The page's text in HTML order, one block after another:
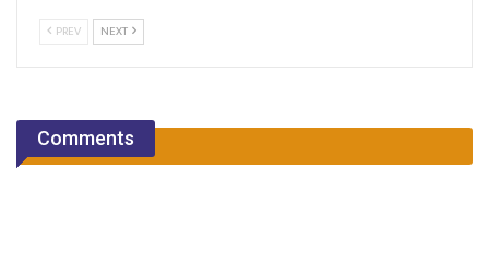
PREV NEXT
Comments